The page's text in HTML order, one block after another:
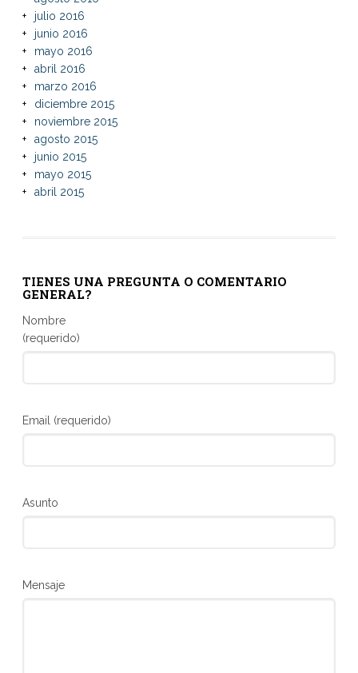
julio 2016
junio 2016
mayo 2016
abril 2016
marzo 2016
diciembre 2015
noviembre 2015
agosto 2015
junio 2015
mayo 2015
abril 2015
TIENES UNA PREGUNTA O COMENTARIO
GENERAL?
Nombre
(requerido)
Email (requerido)
Asunto
Mensaje